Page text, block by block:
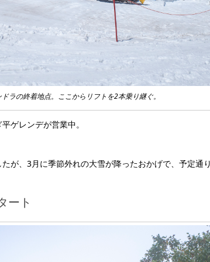
ドラの終着地点。ここからリフトを2本乗り継ぐ。
ゲレンデが営業中。
が、3月に季節外れの大雪が降ったおかげで、予定通
ート